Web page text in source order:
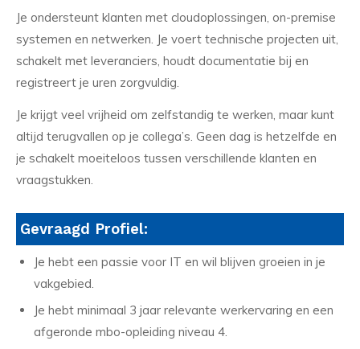
Je ondersteunt klanten met cloudoplossingen, on-premise
systemen en netwerken. Je voert technische projecten uit,
schakelt met leveranciers, houdt documentatie bij en
registreert je uren zorgvuldig.
Je krijgt veel vrijheid om zelfstandig te werken, maar kunt
altijd terugvallen op je collega’s. Geen dag is hetzelfde en
je schakelt moeiteloos tussen verschillende klanten en
vraagstukken.
Gevraagd Profiel:
Je hebt een passie voor IT en wil blijven groeien in je
vakgebied.
Je hebt minimaal 3 jaar relevante werkervaring en een
afgeronde mbo-opleiding niveau 4.